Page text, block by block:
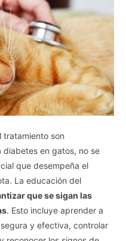
tratamiento son
diabetes en gatos, no se
que desempeña el
La educación del
que se sigan las
. Esto incluye aprender a
y efectiva, controlar